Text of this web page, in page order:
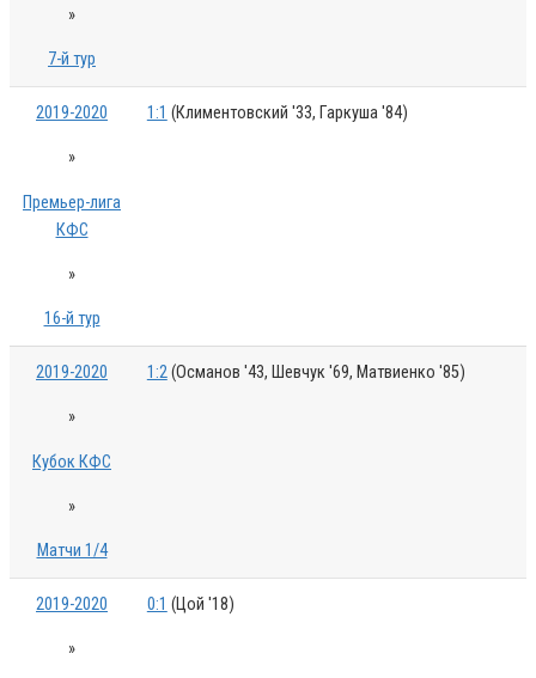
»
7-й тур
2019-2020
»
Премьер-лига
КФС
»
16-й тур
1:1 (Климентовский '33, Гаркуша '84)
2019-2020
»
Кубок КФС
»
Матчи 1/4
1:2(Османов '43, Шевчук '69, Матвиенко '85)
2019-2020
»
0:1 (Цой '18)